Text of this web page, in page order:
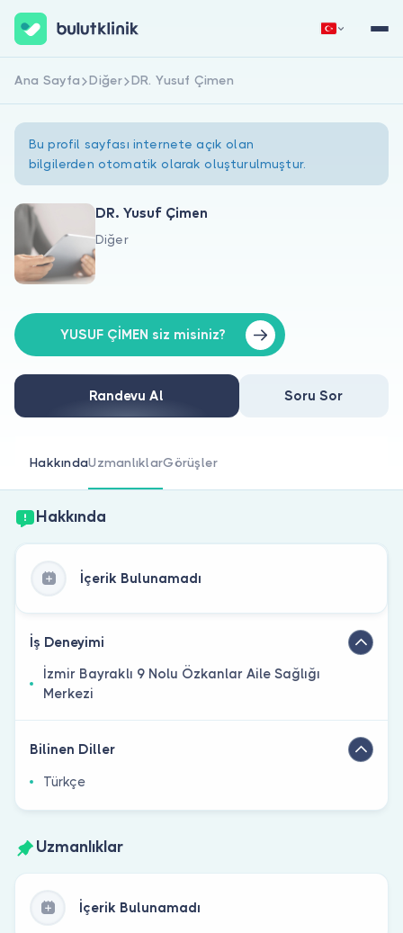
Hakkımızda
Doktorlar için
Doktor musunuz?
Hemen Kaydol
Ana Sayfa Diğer DR. Yusuf Çimen
Bu profil sayfası internete açık olan
bilgilerden otomatik olarak oluşturulmuştur.
DR. Yusuf Çimen
Diğer
YUSUF ÇİMEN siz misiniz?
Randevu Al Soru Sor
HakkındaUzmanlıklarGörüşler
Hakkında
İçerik Bulunamadı
İş Deneyimi
İzmir Bayraklı 9 Nolu Özkanlar Aile Sağlığı
Merkezi
Bilinen Diller
Türkçe
Uzmanlıklar
İçerik Bulunamadı